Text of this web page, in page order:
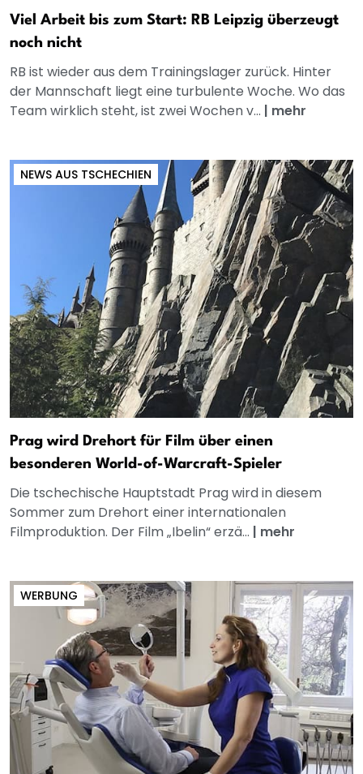
Viel Arbeit bis zum Start: RB Leipzig überzeugt
noch nicht
RB ist wieder aus dem Trainingslager zurück. Hinter
der Mannschaft liegt eine turbulente Woche. Wo das
Team wirklich steht, ist zwei Wochen v... | mehr
NEWS AUS TSCHECHIEN
Prag wird Drehort für Film über einen
besonderen World-of-Warcraft-Spieler
Die tschechische Hauptstadt Prag wird in diesem
Sommer zum Drehort einer internationalen
Filmproduktion. Der Film „Ibelin“ erzä... | mehr
WERBUNG